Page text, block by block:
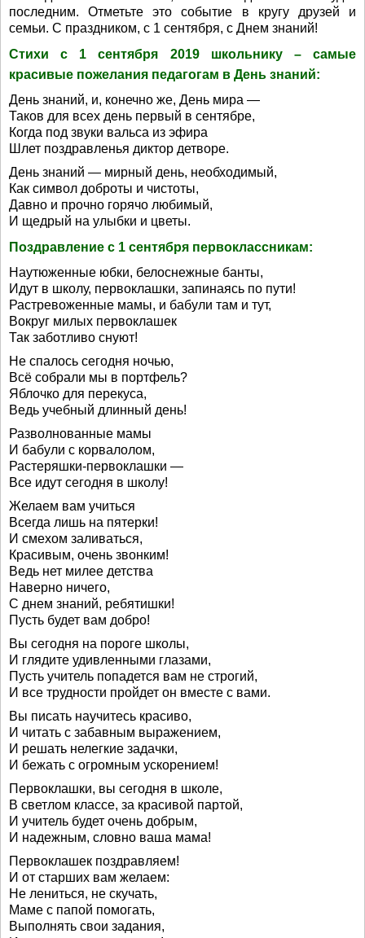
последним. Отметьте это событие в кругу друзей и
семьи. С праздником, с 1 сентября, с Днем знаний!
Стихи с 1 сентября 2019 школьнику – самые
красивые пожелания педагогам в День знаний:
День знаний, и, конечно же, День мира —
Таков для всех день первый в сентябре,
Когда под звуки вальса из эфира
Шлет поздравленья диктор детворе.
День знаний — мирный день, необходимый,
Как символ доброты и чистоты,
Давно и прочно горячо любимый,
И щедрый на улыбки и цветы.
Поздравление с 1 сентября первоклассникам:
Наутюженные юбки, белоснежные банты,
Идут в школу, первоклашки, запинаясь по пути!
Растревоженные мамы, и бабули там и тут,
Вокруг милых первоклашек
Так заботливо снуют!
Не спалось сегодня ночью,
Всё собрали мы в портфель?
Яблочко для перекуса,
Ведь учебный длинный день!
Разволнованные мамы
И бабули с корвалолом,
Растеряшки-первоклашки —
Все идут сегодня в школу!
Желаем вам учиться
Всегда лишь на пятерки!
И смехом заливаться,
Красивым, очень звонким!
Ведь нет милее детства
Наверно ничего,
С днем знаний, ребятишки!
Пусть будет вам добро!
Вы сегодня на пороге школы,
И глядите удивленными глазами,
Пусть учитель попадется вам не строгий,
И все трудности пройдет он вместе с вами.
Вы писать научитесь красиво,
И читать с забавным выражением,
И решать нелегкие задачки,
И бежать с огромным ускорением!
Первоклашки, вы сегодня в школе,
В светлом классе, за красивой партой,
И учитель будет очень добрым,
И надежным, словно ваша мама!
Первоклашек поздравляем!
И от старших вам желаем:
Не лениться, не скучать,
Маме с папой помогать,
Выполнять свои задания,